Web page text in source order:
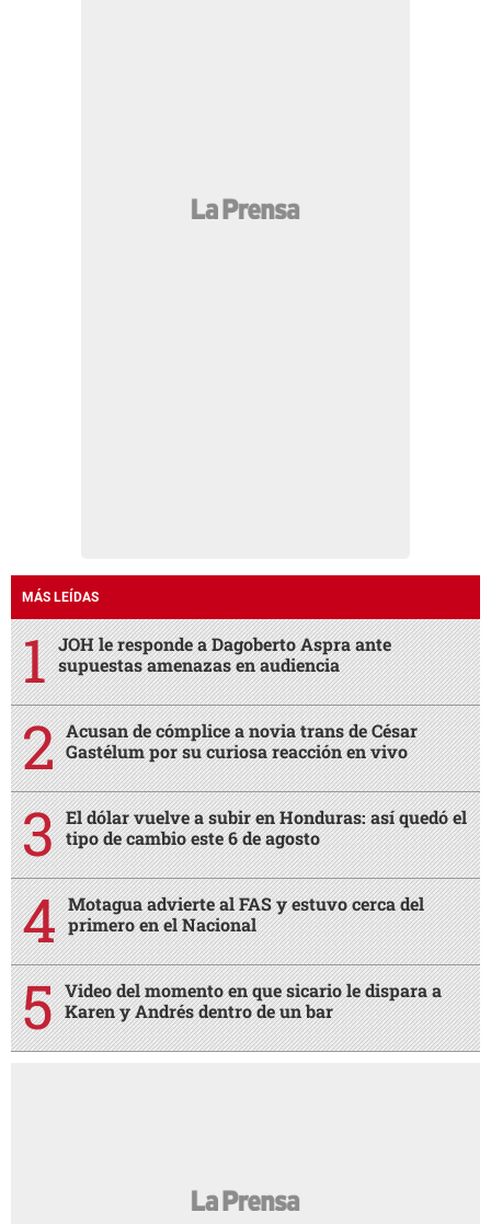
MÁS LEÍDAS
JOH le responde a Dagoberto Aspra ante
supuestas amenazas en audiencia
Acusan de cómplice a novia trans de César
Gastélum por su curiosa reacción en vivo
El dólar vuelve a subir en Honduras: así quedó el
tipo de cambio este 6 de agosto
Motagua advierte al FAS y estuvo cerca del
primero en el Nacional
Video del momento en que sicario le dispara a
Karen y Andrés dentro de un bar